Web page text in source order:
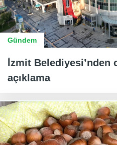
Gündem
İzmit
açıklama